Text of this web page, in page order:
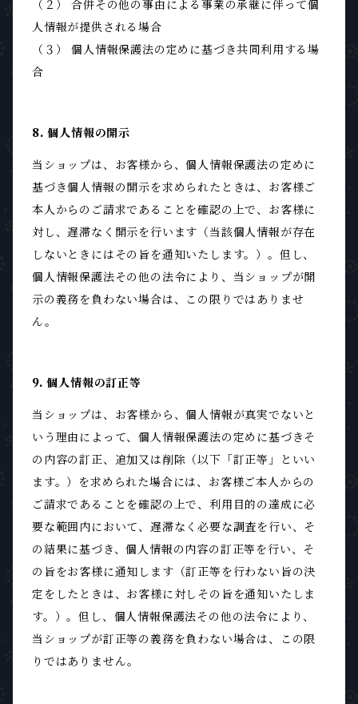
（２） 合併その他の事由による事業の承継に伴って個
人情報が提供される場合
（３） 個人情報保護法の定めに基づき共同利用する場
合
8. 個人情報の開示
当ショップは、お客様から、個人情報保護法の定めに
基づき個人情報の開示を求められたときは、お客様ご
本人からのご請求であることを確認の上で、お客様に
対し、遅滞なく開示を行います（当該個人情報が存在
しないときにはその旨を通知いたします。）。但し、
個人情報保護法その他の法令により、当ショップが開
示の義務を負わない場合は、この限りではありませ
ん。
9. 個人情報の訂正等
当ショップは、お客様から、個人情報が真実でないと
いう理由によって、個人情報保護法の定めに基づきそ
の内容の訂正、追加又は削除（以下「訂正等」といい
ます。）を求められた場合には、お客様ご本人からの
ご請求であることを確認の上で、利用目的の達成に必
要な範囲内において、遅滞なく必要な調査を行い、そ
の結果に基づき、個人情報の内容の訂正等を行い、そ
の旨をお客様に通知します（訂正等を行わない旨の決
定をしたときは、お客様に対しその旨を通知いたしま
す。）。但し、個人情報保護法その他の法令により、
当ショップが訂正等の義務を負わない場合は、この限
りではありません。